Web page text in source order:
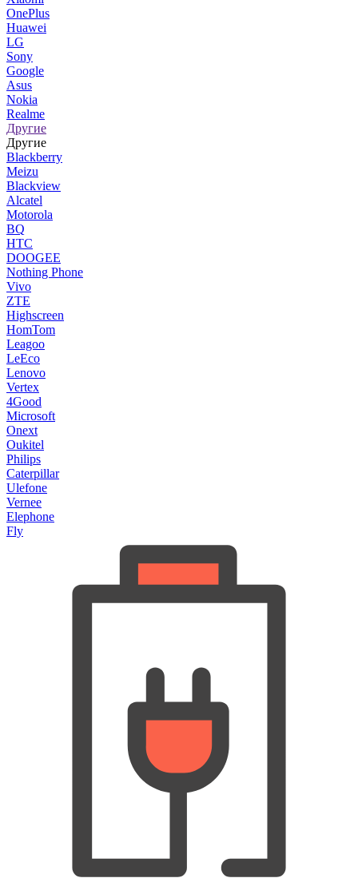
OnePlus
Huawei
LG
Sony
Google
Asus
Nokia
Realme
Другие
Другие
Blackberry
Meizu
Blackview
Alcatel
Motorola
BQ
HTC
DOOGEE
Nothing Phone
Vivo
ZTE
Highscreen
HomTom
Leagoo
LeEco
Lenovo
Vertex
4Good
Microsoft
Onext
Oukitel
Philips
Caterpillar
Ulefone
Vernee
Elephone
Fly